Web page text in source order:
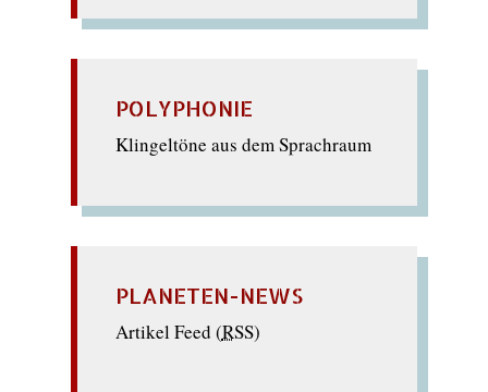
POLYPHONIE
Klingeltöne aus dem Sprachraum
PLANETEN-NEWS
Artikel Feed (RSS)